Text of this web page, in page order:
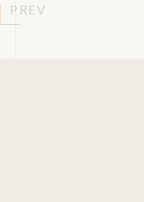
PREV